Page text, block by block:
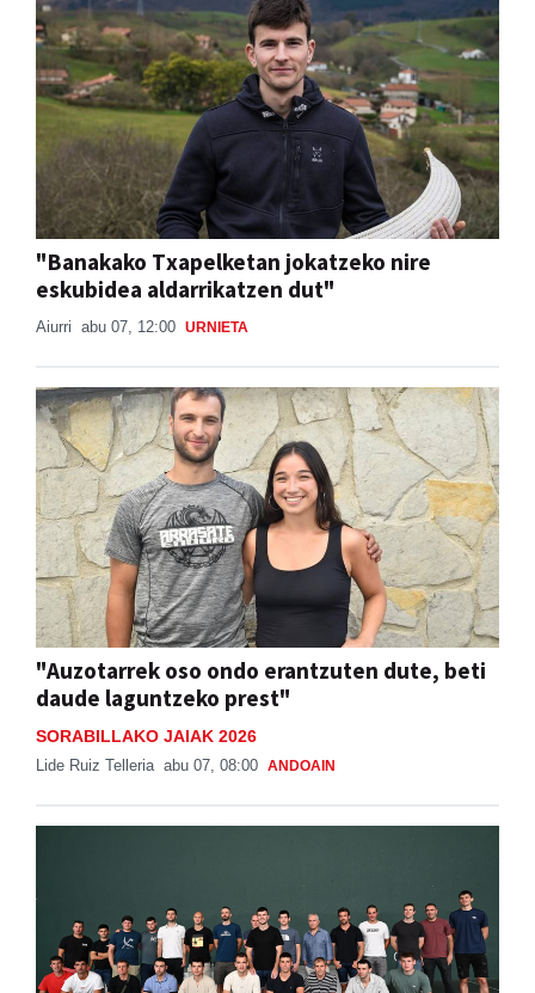
"Banakako Txapelketan jokatzeko nire
eskubidea aldarrikatzen dut"
Aiurri abu 07, 12:00 URNIETA
"Auzotarrek oso ondo erantzuten dute, beti
daude laguntzeko prest"
SORABILLAKO JAIAK 2026
Lide Ruiz Telleria abu 07, 08:00 ANDOAIN